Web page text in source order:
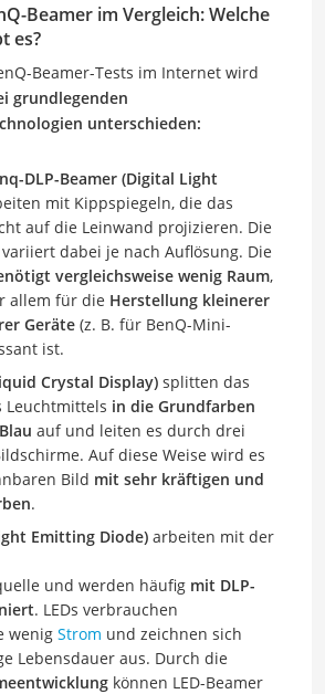
Beamer im Vergleich: Welche
es?
Beamer-Tests im Internet wird
grundlegenden
unterschieden:
DLP-Beamer (Digital Light
mit Kippspiegeln, die das
auf die Leinwand projizieren. Die
dabei je nach Auflösung. Die
vergleichsweise wenig Raum,
allem für die Herstellung kleinerer
Geräte (z. B. für BenQ-Mini-
ist.
Crystal Display) splitten das
Leuchtmittels in die Grundfarben
auf und leiten es durch drei
Auf diese Weise wird es
Bild mit sehr kräftigen und
.
Emitting Diode) arbeiten mit der
und werden häufig mit DLP-
. LEDs verbrauchen
wenig Strom und zeichnen sich
Lebensdauer aus. Durch die
können LED-Beamer